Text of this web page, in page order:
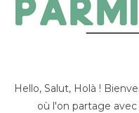
Hello, Salut, Holà !
où l'on partage